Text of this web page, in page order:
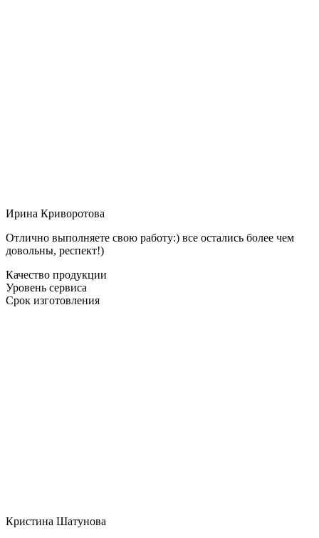
Ирина Криворотова
Отлично выполняете свою работу:) все остались более чем
довольны, респект!)
Качество продукции
Уровень сервиса
Срок изготовления
Кристина Шатунова